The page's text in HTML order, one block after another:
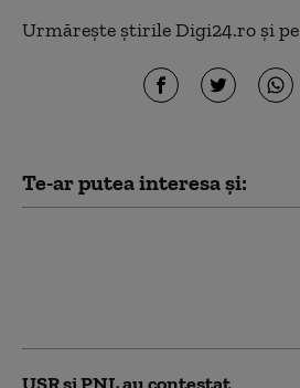
Urmărește știrile Digi24.ro și pe
Te-ar putea interesa și: